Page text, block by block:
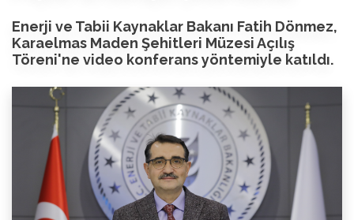
Enerji ve Tabii Kaynaklar Bakanı Fatih Dönmez,
Karaelmas Maden Şehitleri Müzesi Açılış
Töreni'ne video konferans yöntemiyle katıldı.